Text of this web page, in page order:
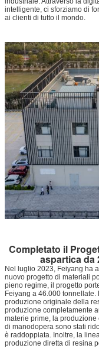
intelligente, ci sforziamo di
ai clienti di tutto il mondo.
Completato il
aspartica da
Nel luglio 2023, Feiyang ha
nuovo progetto di materiali
pieno regime, il progetto
Feiyang a 46.000
produzione originale della
produzione completamente
materie prime, la
di manodopera sono stati
è raddoppiata. Inoltre, la
produzione diretta di resina